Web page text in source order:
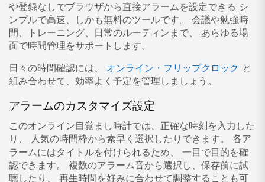
や登録なしでブラウザから直接アラームを設定できる シ
ンプルで高速、しかも無料のツールです。 会議や勉強時
間、トレーニング、日常のルーティンまで、 あらゆる場
面で時間管理をサポートします。
日々の時間確認には、 オンライン・フリップクロック と
組み合わせて、効率よく予定を管理しましょう。
アラームのカスタマイズ設定
このオンライン目覚まし時計では、正確な時刻を入力した
り、 人気の時間枠から素早く選択したりできます。 各ア
ラームにはタイトルを付けられるため、 一目で目的を確
認できます。 複数のアラーム音から選択し、保存前に試
聴したり、 再生時間を好みに合わせて調整することも可